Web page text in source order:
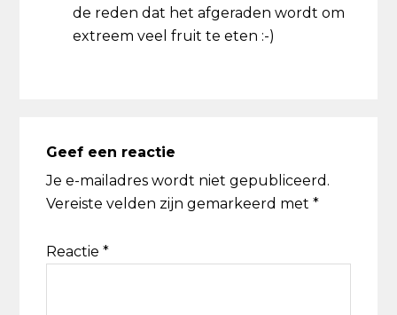
de reden dat het afgeraden wordt om
extreem veel fruit te eten :-)
Geef een reactie
Je e-mailadres wordt niet gepubliceerd.
Vereiste velden zijn gemarkeerd met*
Reactie*